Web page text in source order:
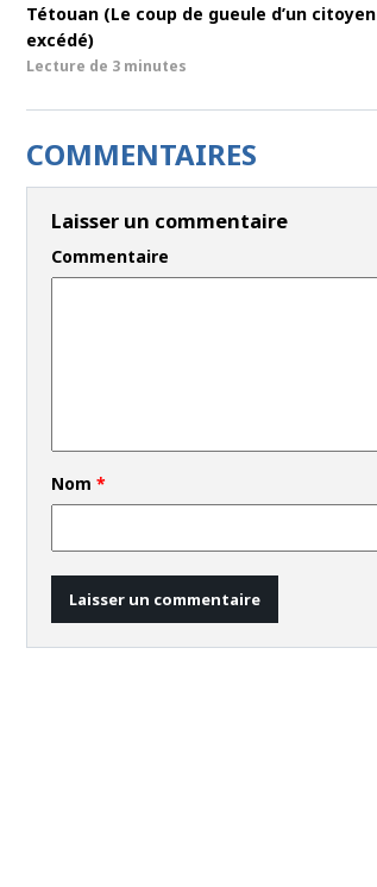
Tétouan (Le coup de gueule d’un citoyen
excédé)
Lecture de 3 minutes
COMMENTAIRES
Laisser un commentaire
Commentaire
Nom *